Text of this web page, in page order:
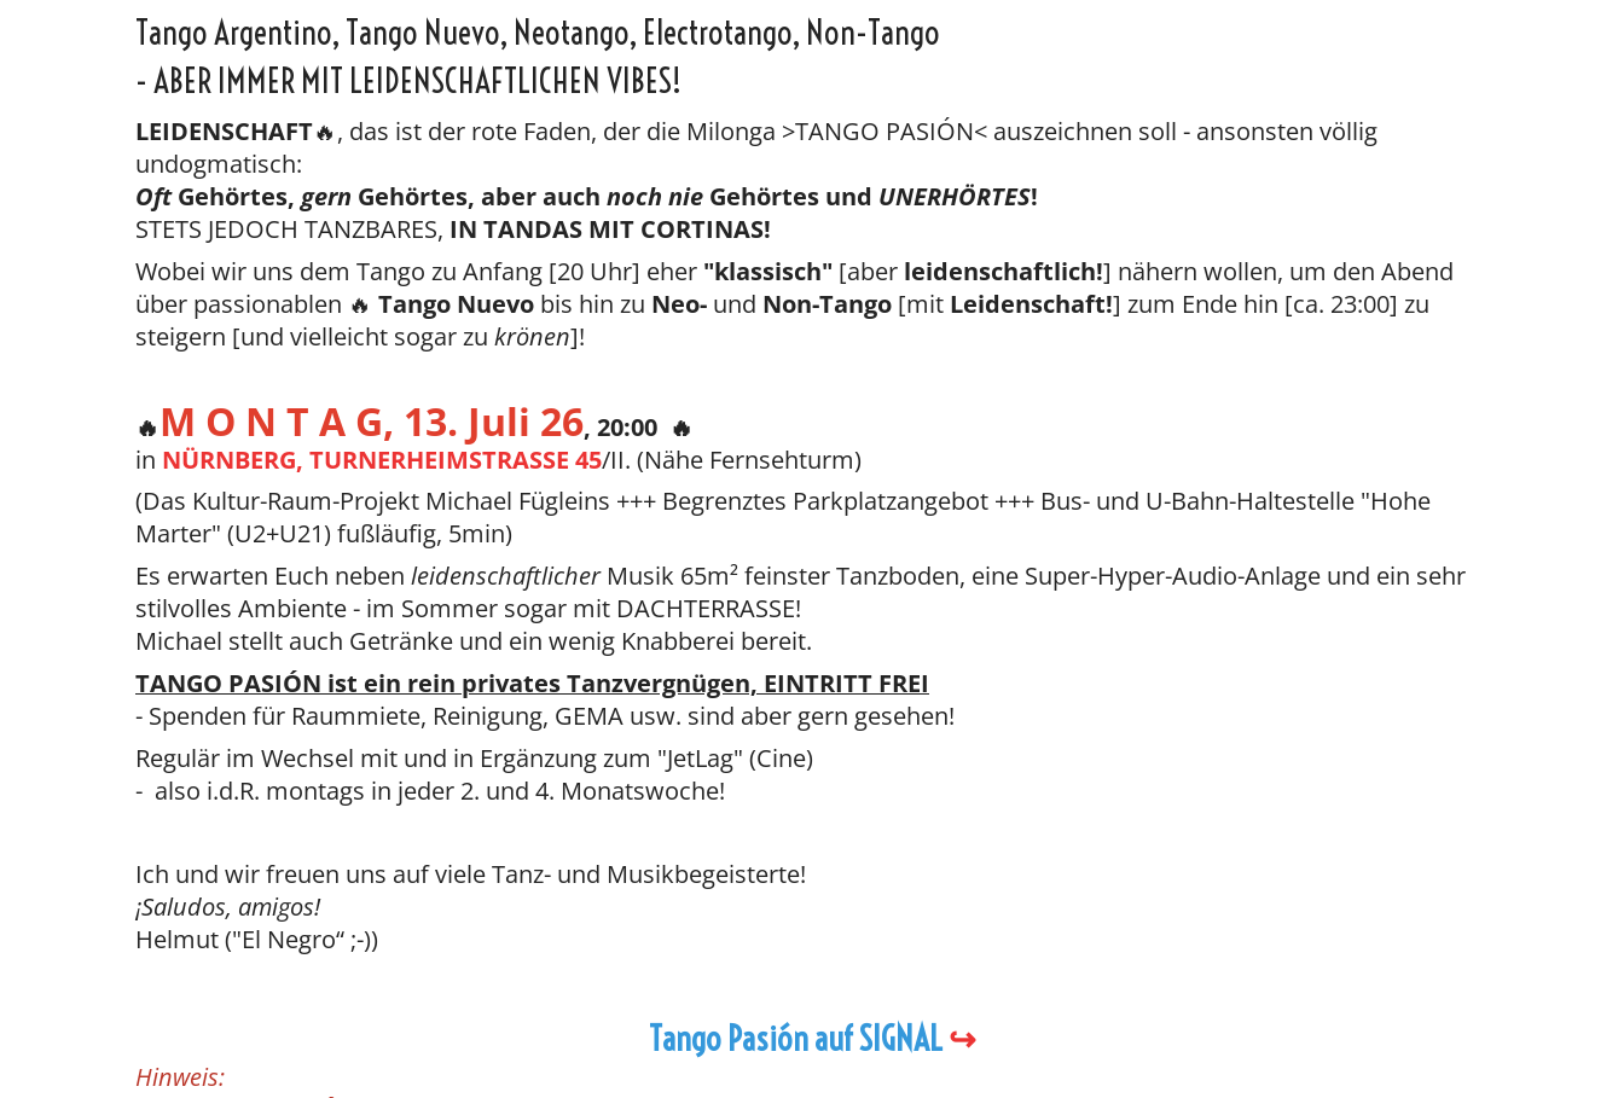
Tango Argentino, Tango Nuevo, Neotango, Electrotango, Non-Tango
- ABER IMMER MIT LEIDENSCHAFTLICHEN VIBES!
LEIDENSCHAFT🔥, das ist der rote Faden, der die Milonga >TANGO PASIÓN< auszeichnen soll - ansonsten völlig
undogmatisch:
OftGehörtes, gern Gehörtes, aber auch noch nie Gehörtes und UNERHÖRTES!
STETS JEDOCH TANZBARES, IN TANDAS MIT CORTINAS!
Wobei wir uns dem Tango zu Anfang [20 Uhr] eher "klassisch" [aber leidenschaftlich!] nähern wollen, um den Abend
über passionablen 🔥 Tango Nuevo bis hin zu Neo- und Non-Tango [mit Leidenschaft!] zum Ende hin [ca. 23:00] zu
steigern [und vielleicht sogar zu krönen]!
🔥M O N T A G, 13. Juli 26, 20:00 🔥
in NÜRNBERG, TURNERHEIMSTRASSE 45/II. (Nähe Fernsehturm)
(Das Kultur-Raum-Projekt Michael Fügleins +++ Begrenztes Parkplatzangebot +++ Bus- und U-Bahn-Haltestelle "Hohe
Marter" (U2+U21) fußläufig, 5min)
Es erwarten Euch neben leidenschaftlicherMusik 65m² feinster Tanzboden, eine Super-Hyper-Audio-Anlage und ein sehr
stilvolles Ambiente - im Sommer sogar mit DACHTERRASSE!
Michael stellt auch Getränke und ein wenig Knabberei bereit.
TANGO PASIÓN ist ein rein privates Tanzvergnügen, EINTRITT FREI
- Spenden für Raummiete, Reinigung, GEMA usw. sind aber gern gesehen!
Regulär im Wechsel mit und in Ergänzung zum "JetLag" (Cine)
- also i.d.R. montags in jeder 2. und 4. Monatswoche!
Ich und wir freuen uns auf viele Tanz- und Musikbegeisterte!
¡Saludos, amigos!
Helmut ("El Negro“ ;-))
Tango Pasión auf SIGNAL↪️
Hinweis: